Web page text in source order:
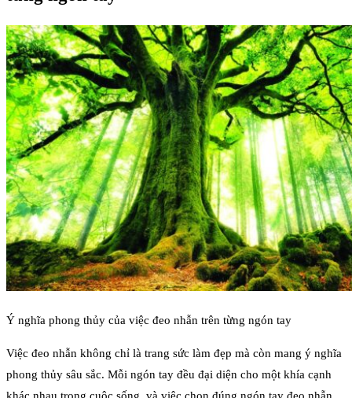
Ý nghĩa phong thủy của việc đeo nhẫn trên từng ngón tay
Việc đeo nhẫn không chỉ là trang sức làm đẹp mà còn mang ý nghĩa
phong thủy sâu sắc. Mỗi ngón tay đều đại diện cho một khía cạnh